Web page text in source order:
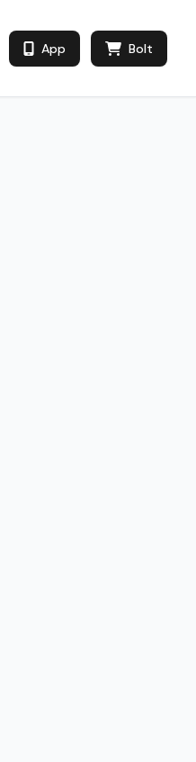
App Bolt